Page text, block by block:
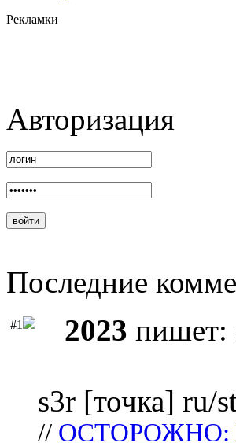
Рекламки
Авторизация
Последние
#1 2023 пишет:
s3r [точка] ru/
//